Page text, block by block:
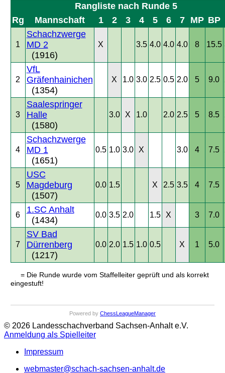
Rangliste nach Runde 5
Rg
Mannschaft 1 2 3 4 5 6 7 MP BP
1
Schachzwerge
MD 2
(1916)
X 3.5 4.0 4.0 4.0 8 15.5
2
VfL
Gräfenhainichen
(1354)
X 1.0 3.0 2.5 0.5 2.0 5 9.0
3
Saalespringer
Halle
(1580)
3.0 X 1.0 2.0 2.5 5 8.5
4
Schachzwerge
MD 1
(1651)
0.5 1.0 3.0 X 3.0 4 7.5
5
USC
Magdeburg
(1507)
0.0 1.5 X 2.5 3.5 4 7.5
6
1.SC Anhalt
(1434)
0.0 3.5 2.0 1.5 X 3 7.0
7
SV Bad
Dürrenberg
(1217)
0.0 2.0 1.5 1.0 0.5 X 1 5.0
= Die Runde wurde vom Staffelleiter geprüft und als korrekt
eingestuft!
Powered by ChessLeagueManager
© 2026 Landesschachverband Sachsen-Anhalt e.V.
Anmeldung als Spielleiter
Impressum
webmaster@schach-sachsen-anhalt.de